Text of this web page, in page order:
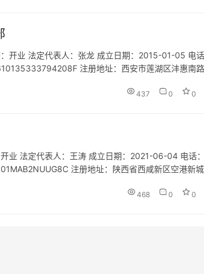
开业 法定代表人：张龙 成立日期：2015-01-05 电话
注册地址：西安市莲湖区沣惠南
437 0 0
业 法定代表人：王涛 成立日期：2021-06-04 电话：
注册地址：陕西省西咸新区空港新
468 0 0